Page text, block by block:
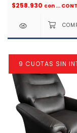
$258.930 con ...
9 CUOTAS SIN